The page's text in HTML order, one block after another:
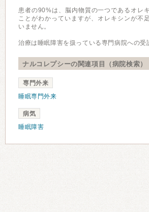
患者の90%は、脳内物質の一つであるオレ
ことがわかっていますが、オレキシンが不
いません。
治療は睡眠障害を扱っている専門病院への受
ナルコレプシーの関連項目（病院検索）
専門外来
睡眠専門外来
病気
睡眠障害